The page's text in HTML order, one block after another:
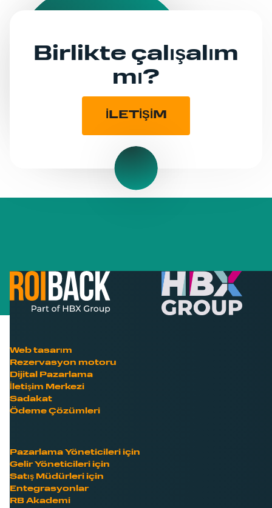
Birlikte çalışalım
mı?
İLETİŞİM
Web tasarım
Rezervasyon motoru
Dijital Pazarlama
İletişim Merkezi
Sadakat
Ödeme Çözümleri
Pazarlama Yöneticileri için
Gelir Yöneticileri için
Satış Müdürleri için
Entegrasyonlar
RB Akademi